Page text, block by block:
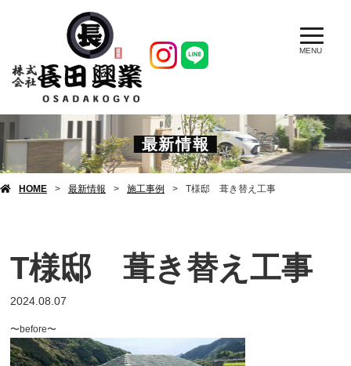
MENU
最新情報
HOME 最新情報 施工事例 T様邸 葺き替え工事
T様邸 葺き替え工事
2024.08.07
〜before〜